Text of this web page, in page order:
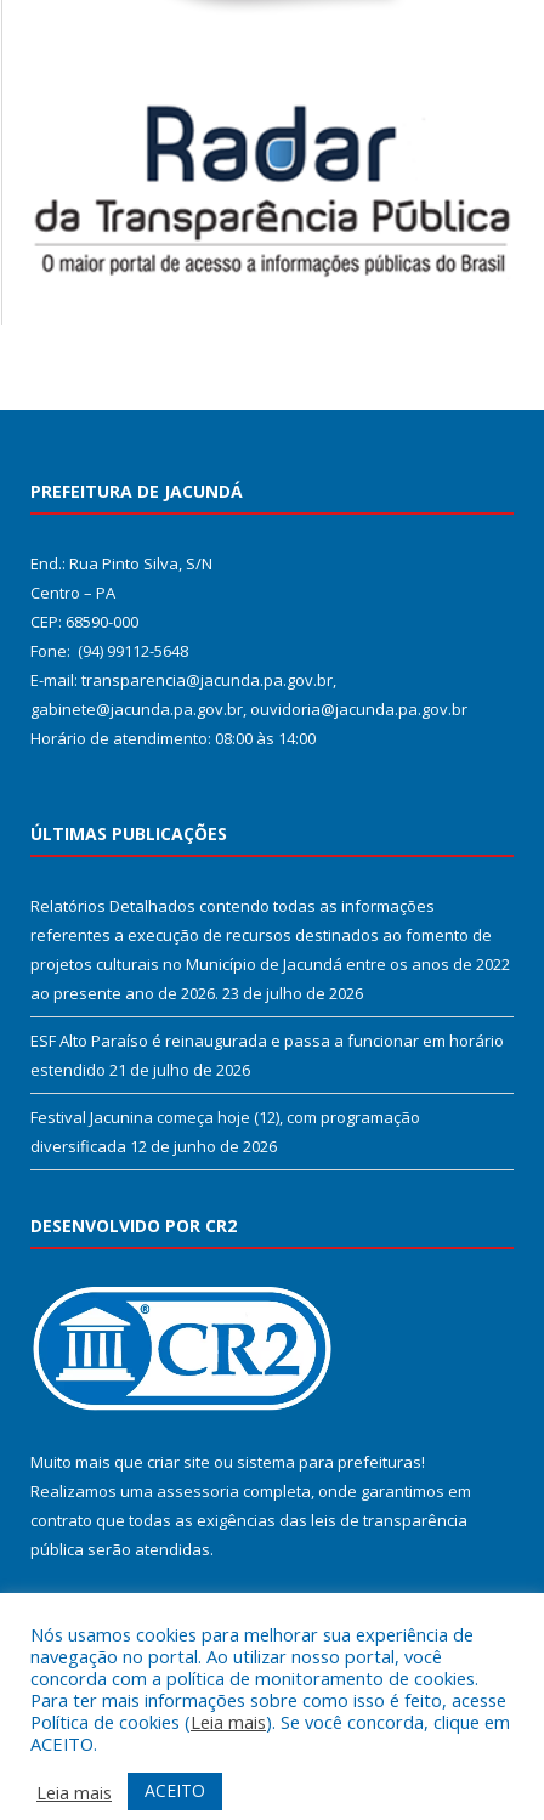
PREFEITURA DE JACUNDÁ
End.: Rua Pinto Silva, S/N
Centro – PA
CEP: 68590-000
Fone: (94) 99112-5648
E-mail: transparencia@jacunda.pa.gov.br,
gabinete@jacunda.pa.gov.br, ouvidoria@jacunda.pa.gov.br
Horário de atendimento: 08:00 às 14:00
ÚLTIMAS PUBLICAÇÕES
Relatórios Detalhados contendo todas as informações
referentes a execução de recursos destinados ao fomento de
projetos culturais no Município de Jacundá entre os anos de 2022
ao presente ano de 2026. 23 de julho de 2026
ESF Alto Paraíso é reinaugurada e passa a funcionar em horário
estendido 21 de julho de 2026
Festival Jacunina começa hoje (12), com programação
diversificada 12 de junho de 2026
DESENVOLVIDO POR CR2
Muito mais que criar site ou sistema para prefeituras!
Realizamos uma assessoria completa, onde garantimos em
contrato que todas as exigências das leis de transparência
pública serão atendidas.
Todos os direitos reservados a Prefeitura Municipal de Jacundá.
Mapa do Site
Acessar Área Administrativa
Acessar Webmail
Nós usamos cookies para melhorar sua experiência de
navegação no portal. Ao utilizar nosso portal, você
concorda com a política de monitoramento de cookies.
Para ter mais informações sobre como isso é feito, acesse
Política de cookies (Leia mais). Se você concorda, clique em
ACEITO.
Leia mais
ACEITO